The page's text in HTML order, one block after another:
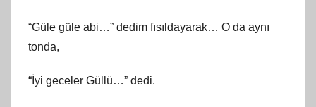
“Güle güle abi…” dedim fısıldayarak… O da aynı
tonda,
“İyi geceler Güllü…” dedi.